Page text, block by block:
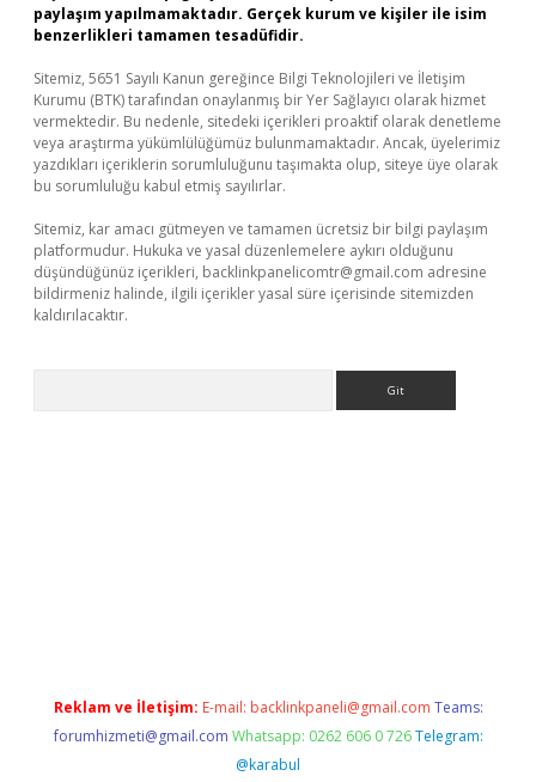
paylaşım yapılmamaktadır. Gerçek kurum ve kişiler ile isim
benzerlikleri tamamen tesadüfidir.
Sitemiz, 5651 Sayılı Kanun gereğince Bilgi Teknolojileri ve İletişim
Kurumu (BTK) tarafından onaylanmış bir Yer Sağlayıcı olarak hizmet
vermektedir. Bu nedenle, sitedeki içerikleri proaktif olarak denetleme
veya araştırma yükümlülüğümüz bulunmamaktadır. Ancak, üyelerimiz
yazdıkları içeriklerin sorumluluğunu taşımakta olup, siteye üye olarak
bu sorumluluğu kabul etmiş sayılırlar.
Sitemiz, kar amacı gütmeyen ve tamamen ücretsiz bir bilgi paylaşım
platformudur. Hukuka ve yasal düzenlemelere aykırı olduğunu
düşündüğünüz içerikleri, backlinkpanelicomtr@gmail.com adresine
bildirmeniz halinde, ilgili içerikler yasal süre içerisinde sitemizden
kaldırılacaktır.
Reklam ve İletişim: E-mail: backlinkpaneli@gmail.com Teams:
forumhizmeti@gmail.com Whatsapp: 0262 606 0 726 Telegram:
@karabul